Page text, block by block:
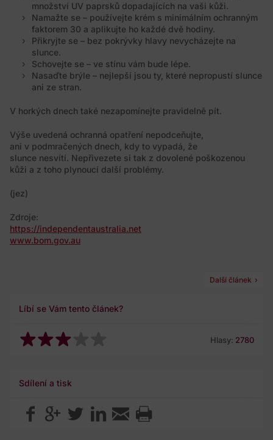
množství UV paprsků dopadajících na vaši kůži.
Namažte se – používejte krém s minimálním ochranným
faktorem 30 a aplikujte ho každé dvě hodiny.
Přikryjte se – bez pokrývky hlavy nevycházejte na
slunce.
Schovejte se – ve stínu vám bude lépe.
Nasaďte brýle – nejlepší jsou ty, které nepropustí slunce
ani ze stran.
V horkých dnech také nezapomínejte pravidelně pít.
Výše uvedená ochranná opatření nepodceňujte,
ani v podmračených dnech, kdy to vypadá, že
slunce nesvítí. Nepřivezete si tak z dovolené poškozenou
kůži a z toho plynoucí další problémy.
(jez)
Zdroje:
https://independentaustralia.net
www.bom.gov.au
Další článek
Líbí se Vám tento článek?
Hlasy: 2780
Sdílení a tisk